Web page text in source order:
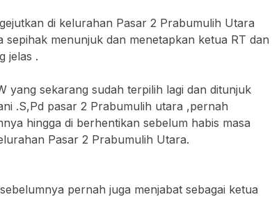
di kelurahan Pasar 2 Prabumulih Utara
sepihak menunjuk dan menetapkan ketua RT dan
jelas .
yang sekarang sudah terpilih lagi dan ditunjuk
.S,Pd pasar 2 Prabumulih utara ,pernah
hingga di berhentikan sebelum habis masa
Pasar 2 Prabumulih Utara.
pernah juga menjabat sebagai ketua